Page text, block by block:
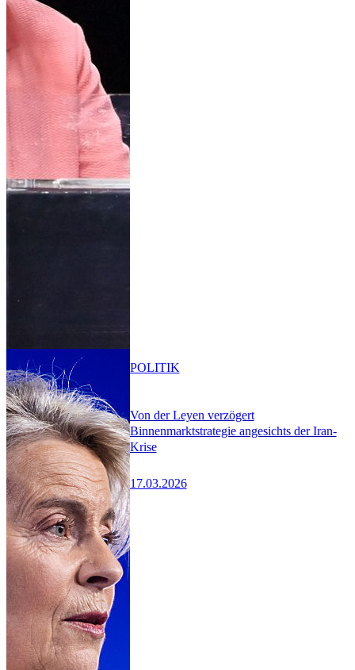
Von der Leyen verzögert
Binnenmarktstrategie angesichts der Iran-
Krise
17.03.2026
POLITIK